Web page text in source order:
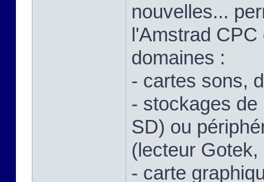
nouvelles...
l'Amstrad
domaines :
- cartes sons,
- stockages
SD) ou
(lecteur
- carte